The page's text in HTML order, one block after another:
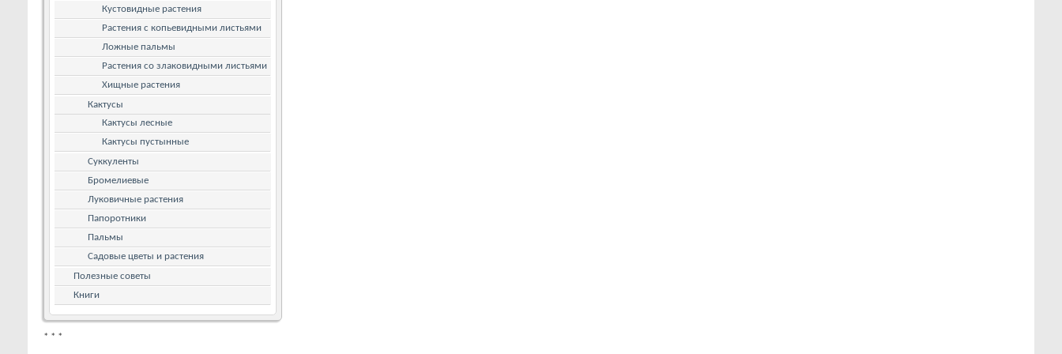
Кустовидные растения
Растения с копьевидными листьями
Ложные пальмы
Растения со злаковидными листьями
Хищные растения
Кактусы
Кактусы лесные
Кактусы пустынные
Суккуленты
Бромелиевые
Луковичные растения
Папоротники
Пальмы
Садовые цветы и растения
Полезные советы
Книги
* * *